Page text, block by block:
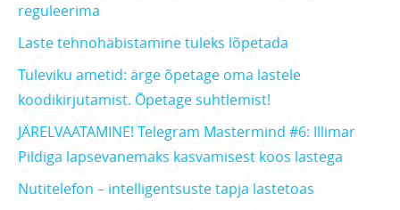
reguleerima
Laste tehnohäbistamine tuleks lõpetada
Tuleviku ametid: ärge õpetage oma lastele
koodikirjutamist. Õpetage suhtlemist!
JÄRELVAATAMINE! Telegram Mastermind #6: Illimar
Pildiga lapsevanemaks kasvamisest koos lastega
Nutitelefon – intelligentsuste tapja lastetoas